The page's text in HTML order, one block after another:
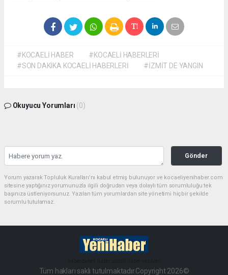
#KOCAELİ HABER
#KOCAELİ HABERLERİ
#SON DAKİKA KOCAELİ HABERLERİ
#İZMİT DE YANGIN
Okuyucu Yorumları (0)
Gönder
Yorum yazarak Topluluk Kuralları’nı kabul etmiş bulunuyor ve kocaeliyenihaber.com
sitesine yaptığınız yorumunuzla ilgili doğrudan veya dolaylı tüm sorumluluğu tek
başınıza üstleniyorsunuz. Yazılan tüm yorumlardan site yönetimi hiçbir şekilde
sorumlu tutulamaz.
Tüm hakları saklı tutulmaktadır.Copyright 2026©